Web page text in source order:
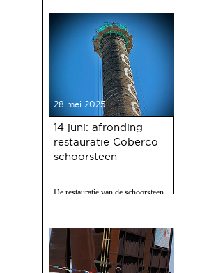
28 mei 2025
14 juni: afronding
restauratie Coberco
schoorsteen
De restauratie van de schoorsteen